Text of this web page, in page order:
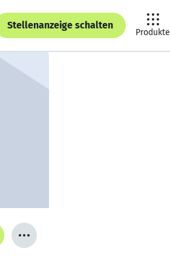
Stellenanzeige schalten
Produkte